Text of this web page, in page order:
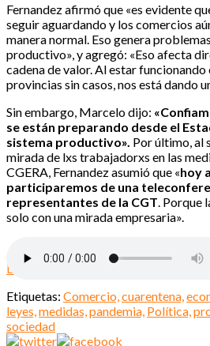
Fernandez afirmó que «es evidente
seguir aguardando y los comercios
manera normal. Eso genera
productivo», y agregó: «Eso afecta
cadena de valor. Al estar
provincias sin casos, nos está dando
Sin embargo, Marcelo dijo:
se están preparando desde el
sistema productivo». Por último, al
mirada de lxs trabajadorxs en las
CGERA, Fernandez asumió que «hoy
participaremos de una
representantes de la CGT . Porque
solo con una mirada empresaria».
Descargar Marcelo Fernandez 27-
Etiquetas: Comercio, cuarentena,
leyes, medidas, pandemia, Política,
sociedad